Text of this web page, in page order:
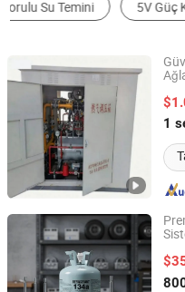
1
Nangong Zhuoyue Gas
Hebei, China
Zhejiang NOF Chemical
Zhejiang, China